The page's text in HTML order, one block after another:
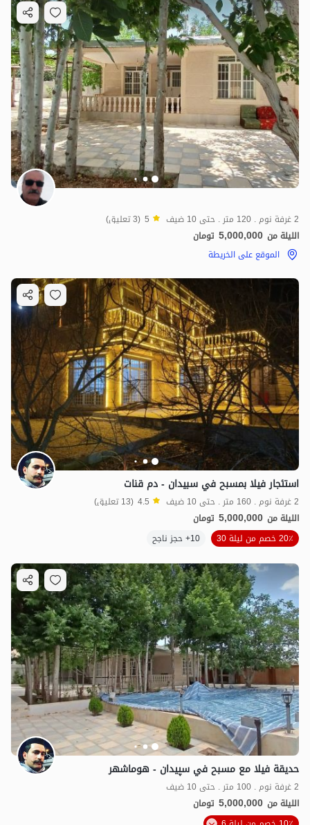
8.5مليون ت 4.3
2 غرفة نوم . 120 متر . حتى 10 ضيف 5 (3 تعليق)
الليلة من 5,000,000 تومان
الموقع على الخريطة
استئجار فيلا بمسبح في سبيدان - دم قنات
2 غرفة نوم . 160 متر . حتى 10 ضيف 4.5 (13 تعليق)
الليلة من 5,000,000 تومان
20٪ خصم من ليلة 30
10+ حجز ناجح
حديقة فيلا مع مسبح في سپیدان - هوماشهر
2 غرفة نوم . 100 متر . حتى 10 ضيف
الليلة من 5,000,000 تومان